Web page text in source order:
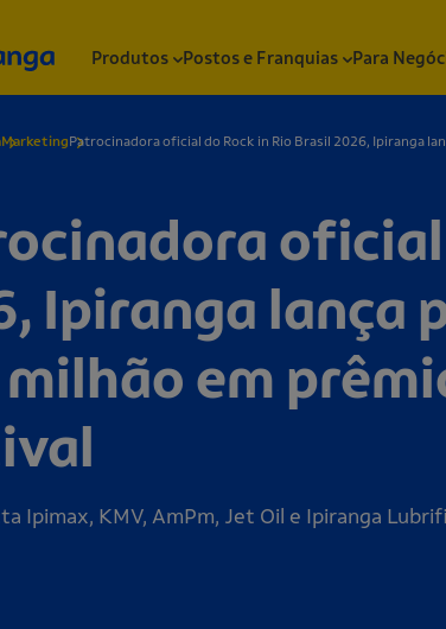
Produtos Postos e Franquias Para
MarketingPatrocinadora oficial do Rock in Rio Brasil 2026, Ipiranga
oficial
Ipiranga lança
milhão em
Ipimax, KMV, AmPm, Jet Oil e Ipiranga